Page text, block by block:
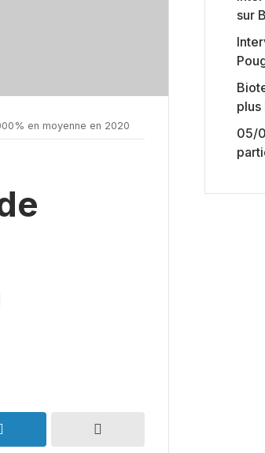
en moyenne en 2020
Big
sur
plus
05/